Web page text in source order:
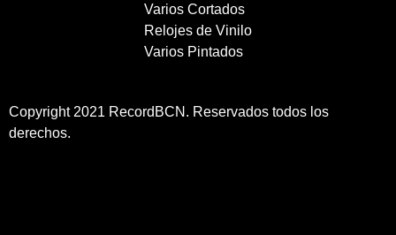
Varios Cortados
Relojes de Vinilo
Varios Pintados
Copyright 2021 RecordBCN. Reservados todos los
derechos.